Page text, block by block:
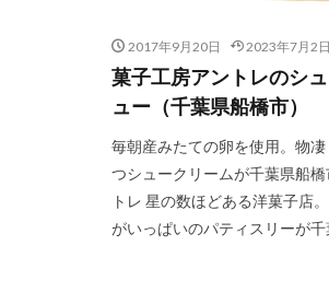
2017年9月20日 2023年7月2日
菓子工房アントレのシ
ュー（千葉県船橋市）
毎朝産みたての卵を使用。物
つシュークリームが千葉県船
トレ 星の数ほどある洋菓子店
がいっぱいのパティスリーが